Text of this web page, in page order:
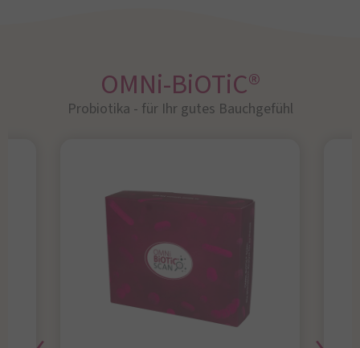
OMNi-BiOTiC®
Probiotika - für Ihr gutes Bauchgefühl​